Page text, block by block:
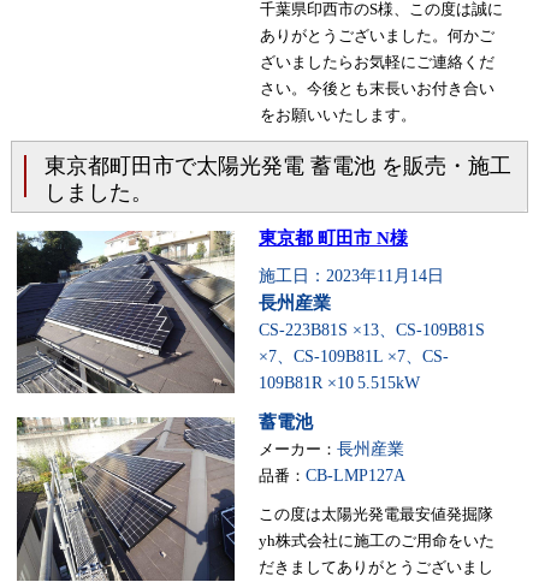
千葉県印西市のS様、この度は誠に
ありがとうございました。何かご
ざいましたらお気軽にご連絡くだ
さい。今後とも末長いお付き合い
をお願いいたします。
東京都町田市で太陽光発電 蓄電池 を販売・施工
しました。
東京都 町田市 N様
施工日：2023年11月14日
長州産業
CS-223B81S ×13、CS-109B81S
×7、CS-109B81L ×7、CS-
109B81R ×10 5.515kW
蓄電池
メーカー： 長州産業
品番： CB-LMP127A
この度は太陽光発電最安値発掘隊
yh株式会社に施工のご用命をいた
だきましてありがとうございまし